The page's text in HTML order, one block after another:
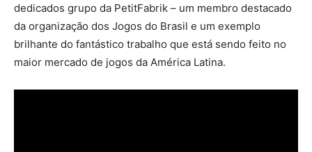
dedicados grupo da PetitFabrik – um membro destacado
da organização dos Jogos do Brasil e um exemplo
brilhante do fantástico trabalho que está sendo feito no
maior mercado de jogos da América Latina.